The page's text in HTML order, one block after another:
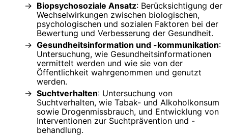
Biopsychosoziale Ansatz: Berücksichtigung der
Wechselwirkungen zwischen biologischen,
psychologischen und sozialen Faktoren bei der
Bewertung und Verbesserung der Gesundheit.
Gesundheitsinformation und -kommunikation:
Untersuchung, wie Gesundheitsinformationen
vermittelt werden und wie sie von der
Öffentlichkeit wahrgenommen und genutzt
werden.
Suchtverhalten: Untersuchung von
Suchtverhalten, wie Tabak- und Alkoholkonsum
sowie Drogenmissbrauch, und Entwicklung von
Interventionen zur Suchtprävention und -
behandlung.